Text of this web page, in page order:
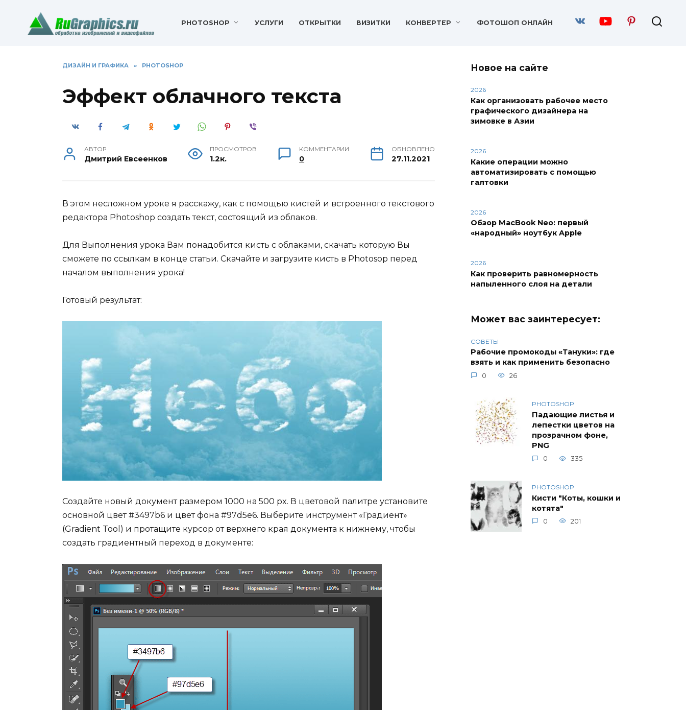
содержанию
PHOTOSHOP УСЛУГИ ОТКРЫТКИ ВИЗИТКИ КОНВЕРТЕР ФОТОШОП ОНЛАЙН
ДИЗАЙН И ГРАФИКА » PHOTOSHOP
Эффект облачного текста
АВТОР
Дмитрий Евсеенков
ПРОСМОТРОВ
1.2к.
КОММЕНТАРИИ
0
ОБНОВЛЕНО
27.11.2021
В этом несложном уроке я расскажу, как с помощью кистей и встроенного текстового
редактора Photoshop создать текст, состоящий из облаков.
Для Выполнения урока Вам понадобится кисть с облаками, скачать которую Вы
сможете по ссылкам в конце статьи. Скачайте и загрузите кисть в Photosop перед
началом выполнения урока!
Готовый результат:
Создайте новый документ размером 1000 на 500 px. В цветовой палитре установите
основной цвет #3497b6 и цвет фона #97d5e6. Выберите инструмент «Градиент»
(Gradient Tool) и протащите курсор от верхнего края документа к нижнему, чтобы
создать градиентный переход в документе:
Новое на сайте
2026
Как организовать рабочее место
графического дизайнера на
зимовке в Азии
2026
Какие операции можно
автоматизировать с помощью
галтовки
2026
Обзор MacBook Neo: первый
«народный» ноутбук Apple
2026
Как проверить равномерность
напыленного слоя на детали
Может вас заинтересует:
СОВЕТЫ
Рабочие промокоды «Тануки»: где
взять и как применить безопасно
0 26
PHOTOSHOP
Падающие листья и
лепестки цветов на
прозрачном фоне,
PNG
0 335
PHOTOSHOP
Кисти "Коты, кошки и
котята"
0 201